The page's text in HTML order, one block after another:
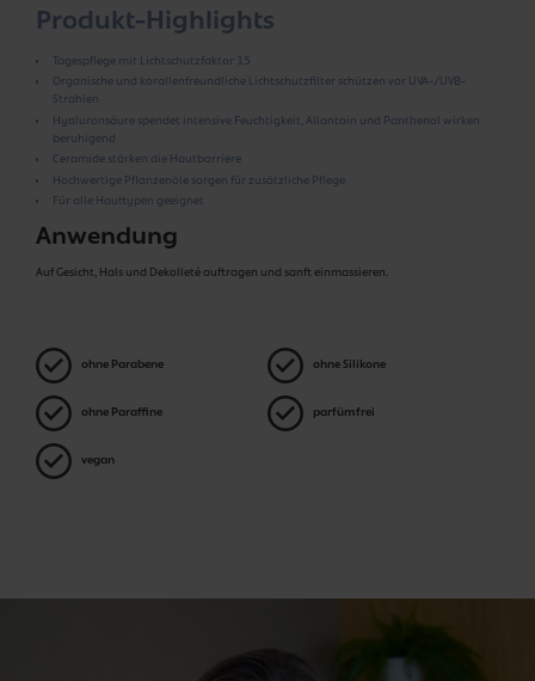
Produkt-Highlights
Tagespflege mit Lichtschutzfaktor 15
Organische und korallenfreundliche Lichtschutzfilter schützen vor UVA-/UVB-
Strahlen
Hyaluronsäure spendet intensive Feuchtigkeit, Allantoin und Panthenol wirken
beruhigend
Ceramide stärken die Hautbarriere
Hochwertige Pflanzenöle sorgen für zusätzliche Pflege
Für alle Hauttypen geeignet
Anwendung
Auf Gesicht, Hals und Dekolleté auftragen und sanft einmassieren.
ohne Parabene ohne Silikone
ohne Paraffine parfümfrei
vegan